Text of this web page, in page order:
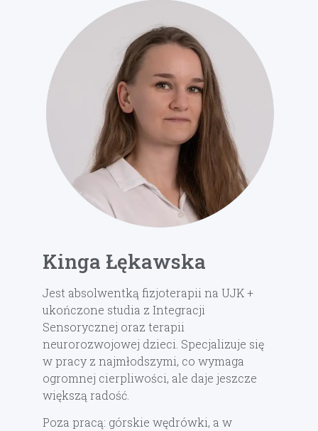
Kinga Łękawska
Jest absolwentką fizjoterapii na UJK +
ukończone studia z Integracji
Sensorycznej oraz terapii
neurorozwojowej dzieci. Specjalizuje się
w pracy z najmłodszymi, co wymaga
ogromnej cierpliwości, ale daje jeszcze
większą radość.
Poza pracą: górskie wędrówki, a w